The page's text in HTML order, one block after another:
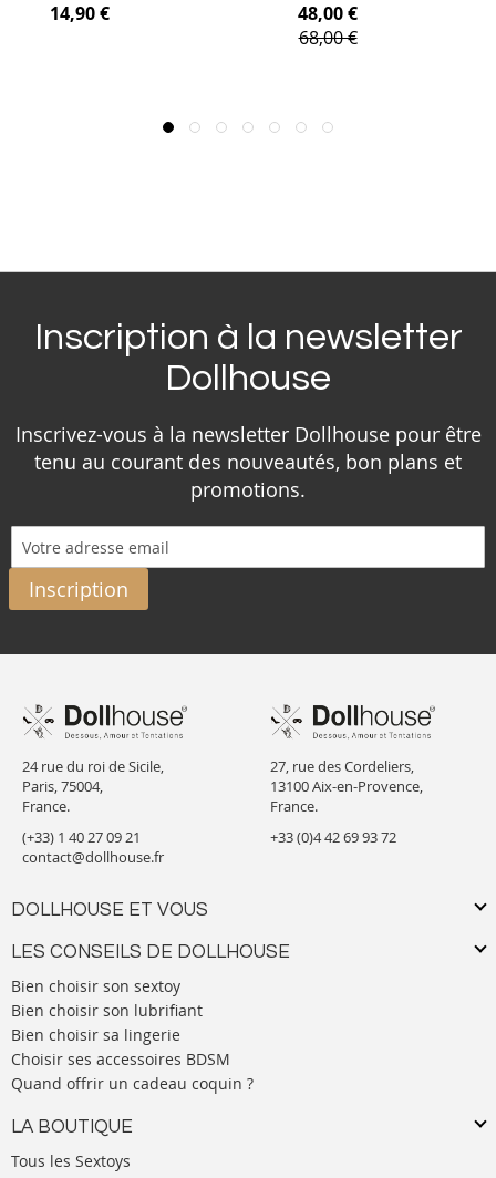
14,90 €
48,00 €
68,00 €
Inscription à la newsletter
Dollhouse
Inscrivez-vous à la newsletter Dollhouse pour être
tenu au courant des nouveautés, bon plans et
promotions.
Inscription
24 rue du roi de Sicile,
Paris, 75004,
France.
(+33) 1 40 27 09 21
contact@dollhouse.fr
DOLLHOUSE ET VOUS
LES CONSEILS DE DOLLHOUSE
Bien choisir son sextoy
Bien choisir son lubrifiant
Bien choisir sa lingerie
Choisir ses accessoires BDSM
Quand offrir un cadeau coquin ?
LA BOUTIQUE
Tous les Sextoys
27, rue des Cordeliers,
13100 Aix-en-Provence,
France.
+33 (0)4 42 69 93 72